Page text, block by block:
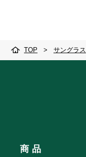
TOP > サングラス
商 品